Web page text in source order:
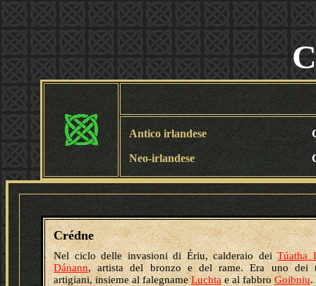
Antico irlandese
Neo-irlandese
Crédne
Nel ciclo delle invasioni di Ériu, calderaio deiTúatha
Dánann, artista del bronzo e del rame. Era uno dei
artigiani, insieme al falegnameLuchtae al fabbroGoibniu.